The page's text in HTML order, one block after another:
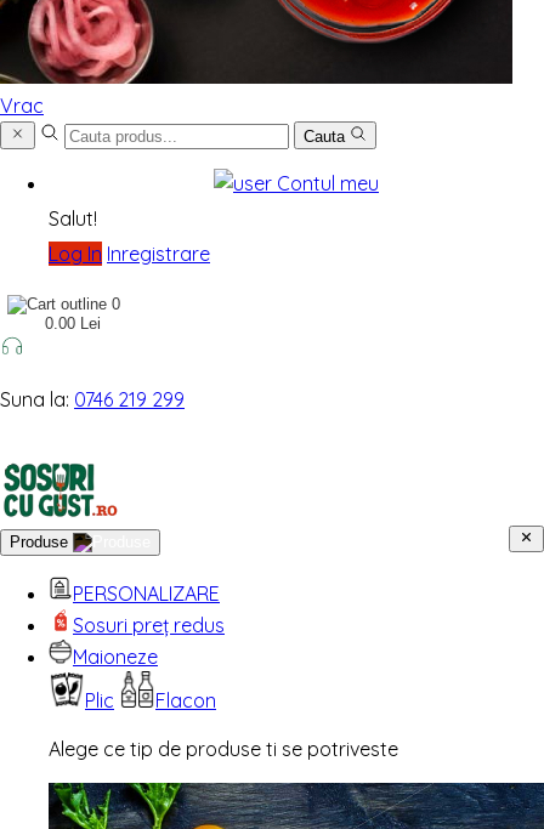
Vrac
Cauta
Contul meu
Salut!
Log In Inregistrare
0
0.00 Lei
Suna la: 0746 219 299
Produse
PERSONALIZARE
Sosuri preț redus
Maioneze
Plic
Flacon
Alege ce tip de produse ti se potriveste